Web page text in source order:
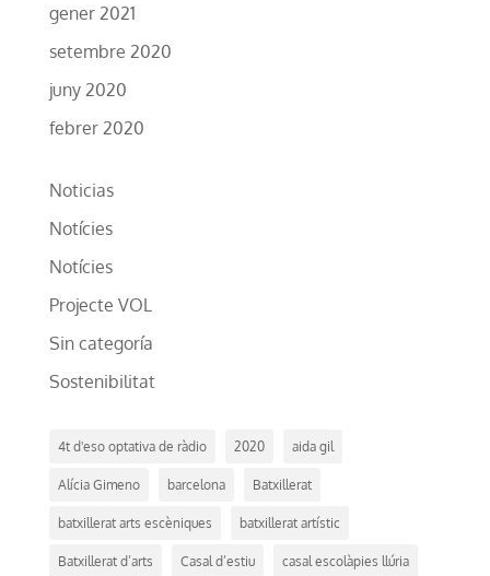
gener 2021
setembre 2020
juny 2020
febrer 2020
Noticias
Notícies
Notícies
Projecte VOL
Sin categoría
Sostenibilitat
4t d'eso optativa de ràdio 2020 aida gil
Alícia Gimeno barcelona Batxillerat
batxillerat arts escèniques batxillerat artístic
Batxillerat d’arts Casal d’estiu casal escolàpies llúria